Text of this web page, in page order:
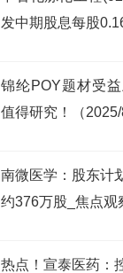
发中期股息每股
锦纶POY题材受
值得研究！（
南微医学：股东计
约376万股_焦点观
热点！宣泰医药：